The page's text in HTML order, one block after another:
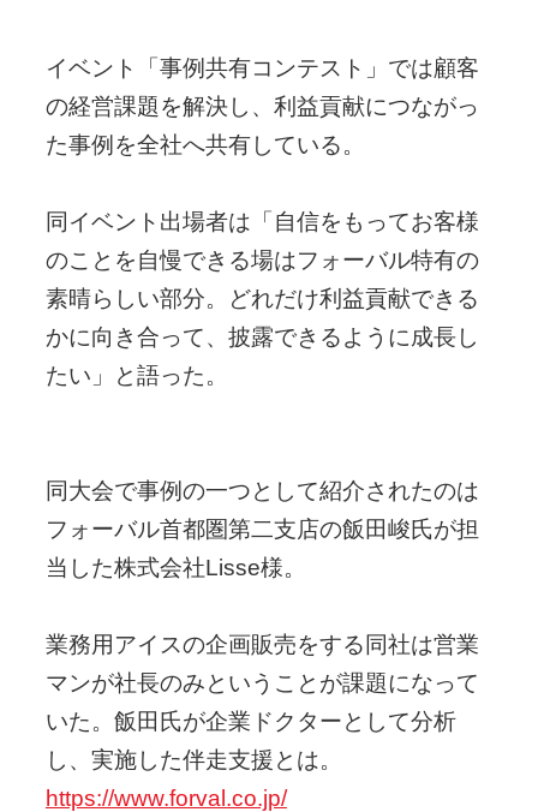
イベント「事例共有コンテスト」では顧客
の経営課題を解決し、利益貢献につながっ
た事例を全社へ共有している。
同イベント出場者は「自信をもってお客様
のことを自慢できる場はフォーバル特有の
素晴らしい部分。どれだけ利益貢献できる
かに向き合って、披露できるように成長し
たい」と語った。
同大会で事例の一つとして紹介されたのは
フォーバル首都圏第二支店の飯田峻氏が担
当した株式会社Lisse様。
業務用アイスの企画販売をする同社は営業
マンが社長のみということが課題になって
いた。飯田氏が企業ドクターとして分析
し、実施した伴走支援とは。
https://www.forval.co.jp/